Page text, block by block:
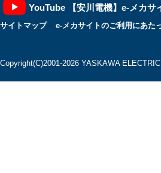
YouTube 【安川電機】e-メカサ
サイトマップ e-メカサイトのご利用にあた
Copyright(C)2001‐2026 YASKAWA